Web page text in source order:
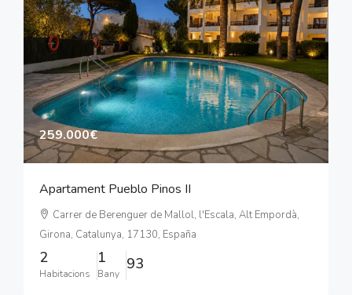
259.000€
Apartament Pueblo Pinos II
Carrer de Berenguer de Mallol, l'Escala, Alt Empordà,
Girona, Catalunya, 17130, España
2
Habitacions
1
Bany
93